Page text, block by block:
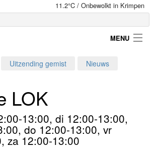
11.2°C / Onbewolkt in Krimpen
MENU
Uitzending gemist Nieuws
LOK
13:00, di 12:00-13:00,
do 12:00-13:00, vr
za 12:00-13:00